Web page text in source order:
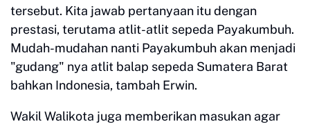
tersebut. Kita jawab pertanyaan itu dengan
prestasi, terutama atlit-atlit sepeda Payakumbuh.
Mudah-mudahan nanti Payakumbuh akan menjadi
"gudang" nya atlit balap sepeda Sumatera Barat
bahkan Indonesia, tambah Erwin.
Wakil Walikota juga memberikan masukan agar